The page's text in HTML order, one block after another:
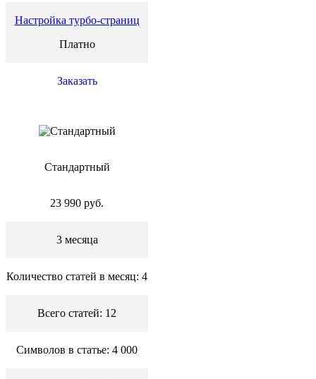
Настройка турбо-страниц
Платно
Заказать
Стандартный
23 990 руб.
3 месяца
Количество статей в месяц: 4
Всего статей: 12
Символов в статье: 4 000